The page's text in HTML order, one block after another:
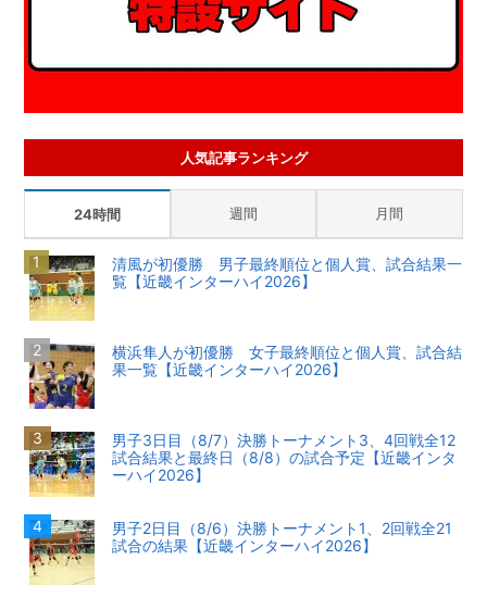
人気記事ランキング
24時間 週間 月間
清風が初優勝 男子最終順位と個人賞、試合結果一
覧【近畿インターハイ2026】
横浜隼人が初優勝 女子最終順位と個人賞、試合結
果一覧【近畿インターハイ2026】
男子3日目（8/7）決勝トーナメント3、4回戦全12
試合結果と最終日（8/8）の試合予定【近畿インタ
ーハイ2026】
男子2日目（8/6）決勝トーナメント1、2回戦全21
試合の結果【近畿インターハイ2026】